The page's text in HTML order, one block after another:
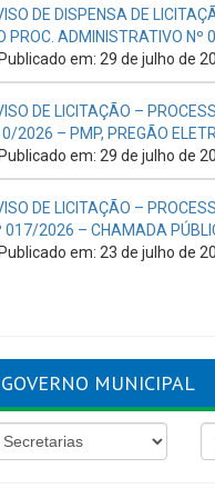
DE DISPENSA DE
PROC. ADMINISTRATIVO
Publicado em: 29 de julho de
DE LICITAÇÃO –
2026 – PMP, PREGÃO
Publicado em: 29 de julho de
DE LICITAÇÃO –
017/2026 – CHAMADA
Publicado em: 23 de julho de
GOVERNO MUNICIPAL